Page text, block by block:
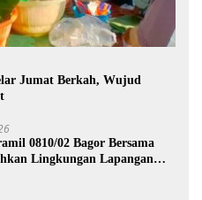
Jumat Berkah, Wujud
0810/02 Bagor Bersama
Lingkungan Lapangan